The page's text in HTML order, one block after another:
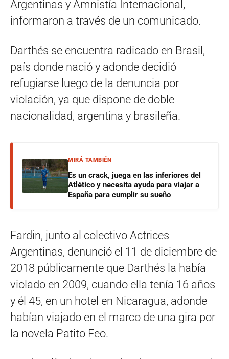
Argentinas y Amnistía Internacional,
informaron a través de un comunicado.
Darthés se encuentra radicado en Brasil,
país donde nació y adonde decidió
refugiarse luego de la denuncia por
violación, ya que dispone de doble
nacionalidad, argentina y brasileña.
MIRÁ TAMBIÉN
Es un crack, juega en las inferiores del
Atlético y necesita ayuda para viajar a
España para cumplir su sueño
Fardin, junto al colectivo Actrices
Argentinas, denunció el 11 de diciembre de
2018 públicamente que Darthés la había
violado en 2009, cuando ella tenía 16 años
y él 45, en un hotel en Nicaragua, adonde
habían viajado en el marco de una gira por
la novela Patito Feo.